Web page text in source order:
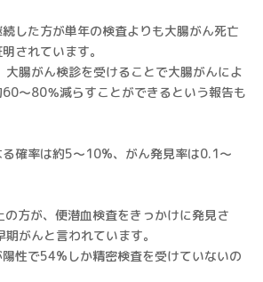
した方が単年の検査よりも大腸がん死亡
されています。
腸がん検診を受けることで大腸がんによ
～80％減らすことができるという報告も
確率は約5～10%、がん発見率は0.1～
方が、便潜血検査をきっかけに発見さ
がんと言われています。
性で54%しか精密検査を受けていないの